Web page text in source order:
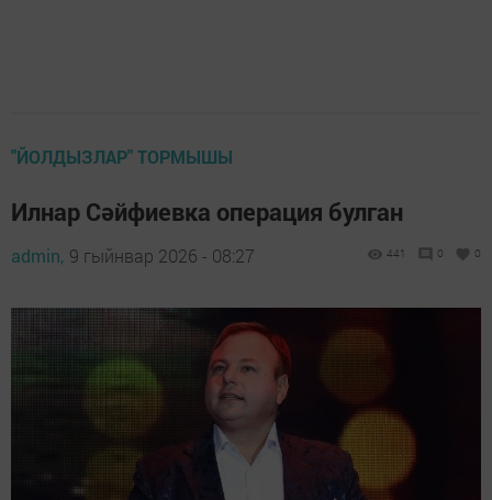
"ЙОЛДЫЗЛАР" ТОРМЫШЫ
Илнар Сәйфиевка операция булган
admin, 9 гыйнвар 2026 - 08:27 441 0 0